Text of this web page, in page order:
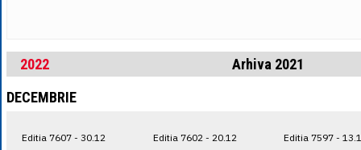
2022
Arhiva 2021
DECEMBRIE
Editia 7607 - 30.12
Editia 7602 - 20.12
Editia 7597 -